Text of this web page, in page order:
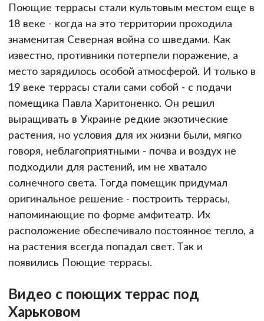
Поющие террасы стали культовым местом еще в
18 веке - когда на это территории проходила
знаменитая Северная война со шведами. Как
известно, противники потерпели поражение, а
место зарядилось особой атмосферой. И только в
19 веке террасы стали сами собой - с подачи
помещика Павла Харитоненко. Он решил
выращивать в Украине редкие экзотические
растения, но условия для их жизни были, мягко
говоря, неблагоприятными - почва и воздух не
подходили для растений, им не хватало
солнечного света. Тогда помещик придумал
оригинальное решение - построить террасы,
напоминающие по форме амфитеатр. Их
расположение обеспечивало постоянное тепло, а
на растения всегда попадал свет. Так и
появились Поющие террасы.
Видео с поющих террас под
Харьковом